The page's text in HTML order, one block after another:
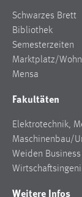
Schwarzes Brett
Bibliothek
Semesterzeiten
Marktplatz/
Mensa
Fakultäten
Elektrotechnik,
Maschinenbau/
Weiden Business
Weitere Infos
STATISTIK
Statistik
Diese
Matomo
Name: